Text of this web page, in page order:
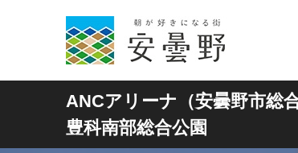
ANCアリーナ（安曇野市総
豊科南部総合公園